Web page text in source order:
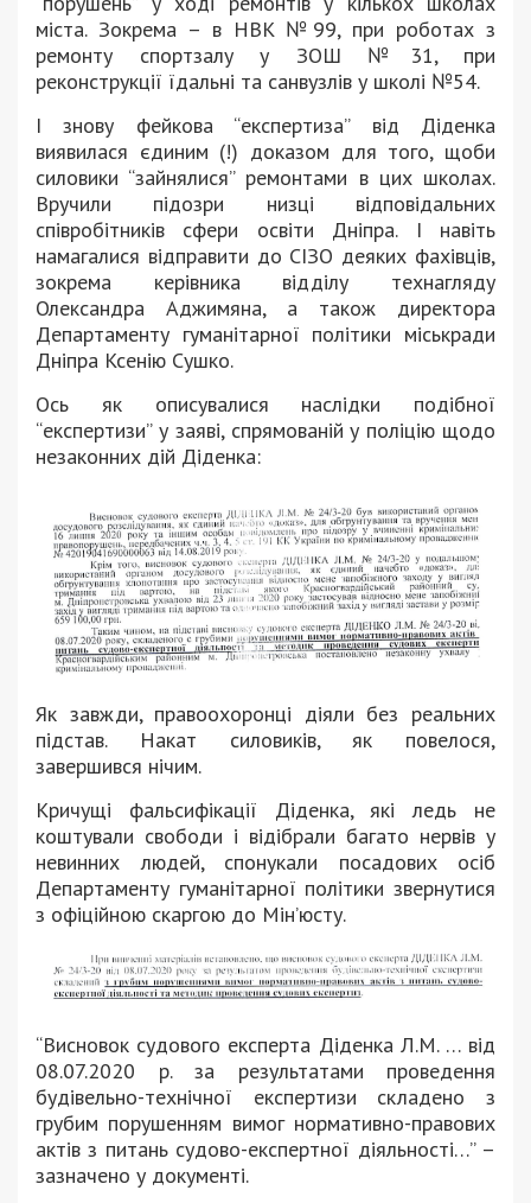
міста. Зокрема – в НВК №99, при роботах з
ремонту спортзалу у ЗОШ №31, при
реконструкції їдальні та санвузлів у школі №54.
І знову фейкова “експертиза” від Діденка
виявилася єдиним (!) доказом для того, щоби
силовики “зайнялися” ремонтами в цих школах.
Вручили підозри низці відповідальних
співробітників сфери освіти Дніпра. І навіть
намагалися відправити до СІЗО деяких фахівців,
зокрема керівника відділу технагляду
Олександра Аджимяна, а також директора
Департаменту гуманітарної політики міськради
Дніпра Ксенію Сушко.
Ось як описувалися наслідки подібної
“експертизи” у заяві, спрямованій у поліцію щодо
незаконних дій Діденка:
Як завжди, правоохоронці діяли без реальних
підстав. Накат силовиків, як повелося,
завершився нічим.
Кричущі фальсифікації Діденка, які ледь не
коштували свободи і відібрали багато нервів у
невинних людей, спонукали посадових осіб
Департаменту гуманітарної політики звернутися
з офіційною скаргою до Мін’юсту.
“Висновок судового експерта Діденка Л.М. … від
08.07.2020 р. за результатами проведення
будівельно-технічної експертизи складено з
грубим порушенням вимог нормативно-правових
актів з питань судово-експертної діяльності…” –
зазначено у документі.